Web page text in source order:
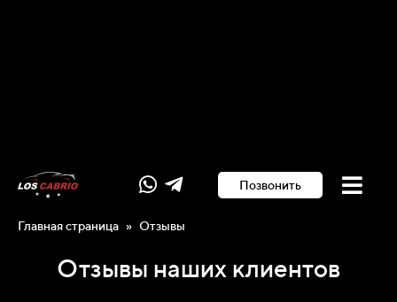
Позвонить
Главная страница » Отзывы
Отзывы наших клиентов